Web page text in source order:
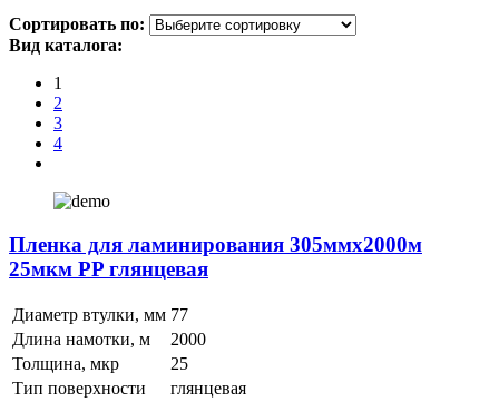
Сортировать по:
Вид каталога:
1
2
3
4
Пленка для ламинирования 305ммх2000м
25мкм PP глянцевая
Диаметр втулки, мм 77
Длина намотки, м
2000
Толщина, мкр
25
Тип поверхности
глянцевая